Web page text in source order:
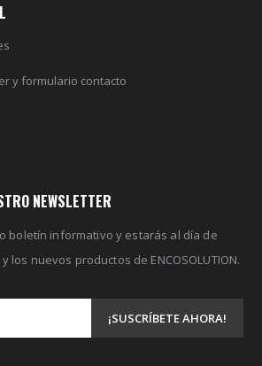
y formulario contacto
NEWSLETTER
boletín informativo y estarás al día de
los nuevos productos de ENCOSOLUTION.